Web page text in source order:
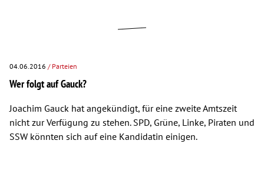
04.06.2016 / Parteien
Wer folgt auf Gauck?
Joachim Gauck hat angekündigt, für eine zweite Amtszeit
nicht zur Verfügung zu stehen. SPD, Grüne, Linke, Piraten und
SSW könnten sich auf eine Kandidatin einigen.